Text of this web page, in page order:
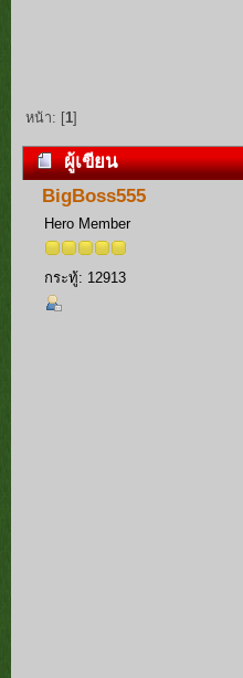
หน้า: [ 1]
ผู้เขียน
BigBoss555
Hero Member
กระทู้: 12913